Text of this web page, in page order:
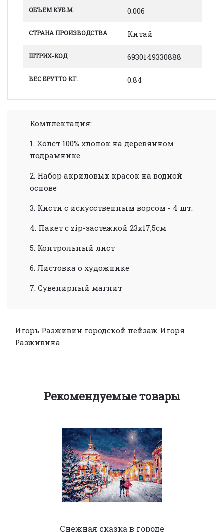
ОБЪЕМ КУБ.М. 0.006
СТРАНА ПРОИЗВОДСТВА Китай
ШТРИХ-КОД 6930149330888
ВЕС БРУТТО КГ. 0.84
Комплектация:
1. Холст 100% хлопок на деревянном
подрамнике
2. Набор акриловых красок на водной
основе
3. Кисти с искусственным ворсом - 4 шт.
4. Пакет с zip-застежкой 23х17,5см
5. Контрольный лист
6. Листовка о художнике
7. Сувенирный магнит
Игорь Разживин городской пейзаж Игоря
Разживина
Рекомендуемые товары
Снежная сказка в городе